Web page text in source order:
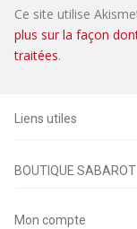
Ce site utilise
plus sur la façon
traitées.
Liens utiles
BOUTIQUE SABAROT
Mon compte